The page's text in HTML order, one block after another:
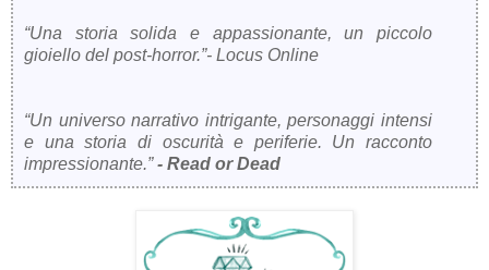
“Una storia solida e appassionante, un piccolo
gioiello del post-horror.”- Locus Online
“Un universo narrativo intrigante, personaggi intensi
e una storia di oscurità e periferie. Un racconto
impressionante.”- Read or Dead